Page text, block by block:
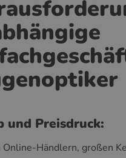
und Preisdruck:
Händlern, großen